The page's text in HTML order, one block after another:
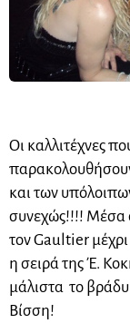
Οι καλλιτέχνες
και των
συνεχώς!!!! Μέσα
τον Gaultier
η σειρά της Έ.
μάλιστα το
Βίσση!